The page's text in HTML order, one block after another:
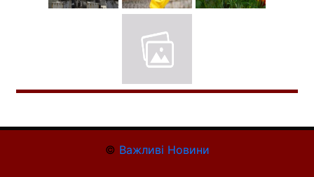
© Важливі Новини